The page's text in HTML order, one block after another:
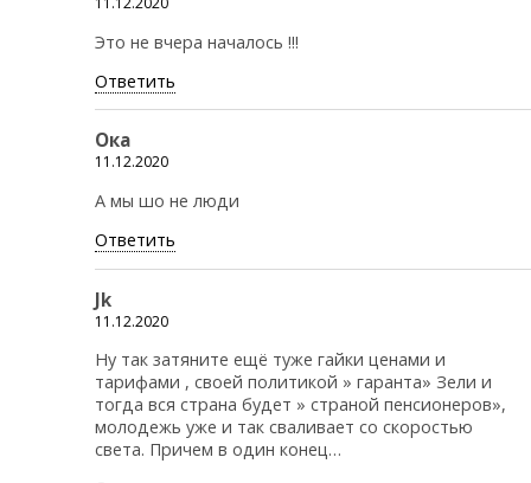
Это не вчера началось !!!
Ответить
Ока
11.12.2020
А мы шо не люди
Ответить
Jk
11.12.2020
Ну так затяните ещё туже гайки ценами и
тарифами , своей политикой » гаранта» Зели и
тогда вся страна будет » страной пенсионеров»,
молодежь уже и так сваливает со скоростью
света. Причем в один конец…